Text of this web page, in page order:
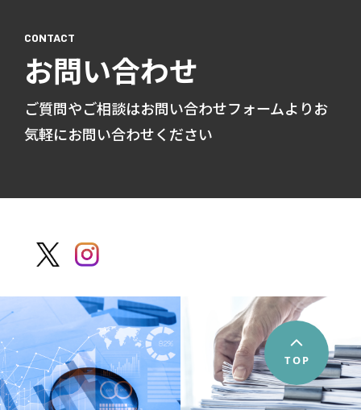
お問い合わせ
ご質問やご相談はお問い合わせフォームよりお
気軽にお問い合わせください